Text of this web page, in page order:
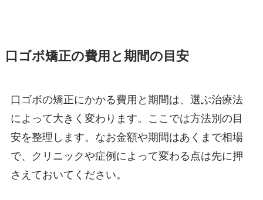
口ゴボ矯正の費用と期間の目安
口ゴボの矯正にかかる費用と期間は、選ぶ治療法
によって大きく変わります。ここでは方法別の目
安を整理します。なお金額や期間はあくまで相場
で、クリニックや症例によって変わる点は先に押
さえておいてください。